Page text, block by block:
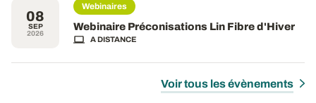
08
SEP
2026
Webinaires
Webinaire Préconisations Lin Fibre d'Hiver
A DISTANCE
Voir tous les évènements